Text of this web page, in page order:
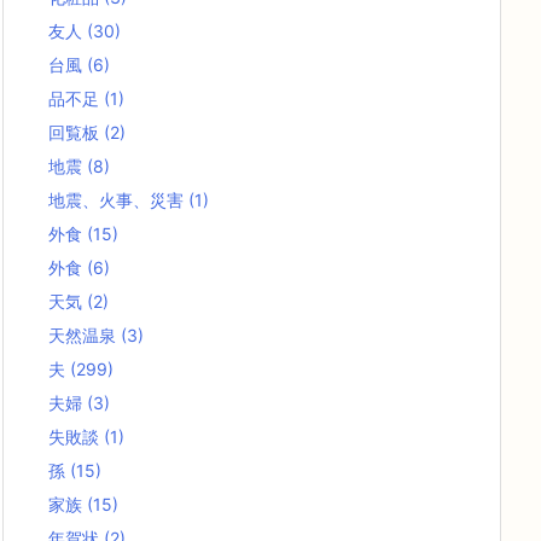
友人 (30)
台風 (6)
品不足 (1)
回覧板 (2)
地震 (8)
地震、火事、災害 (1)
外食 (15)
外食 (6)
天気 (2)
天然温泉 (3)
夫 (299)
夫婦 (3)
失敗談 (1)
孫 (15)
家族 (15)